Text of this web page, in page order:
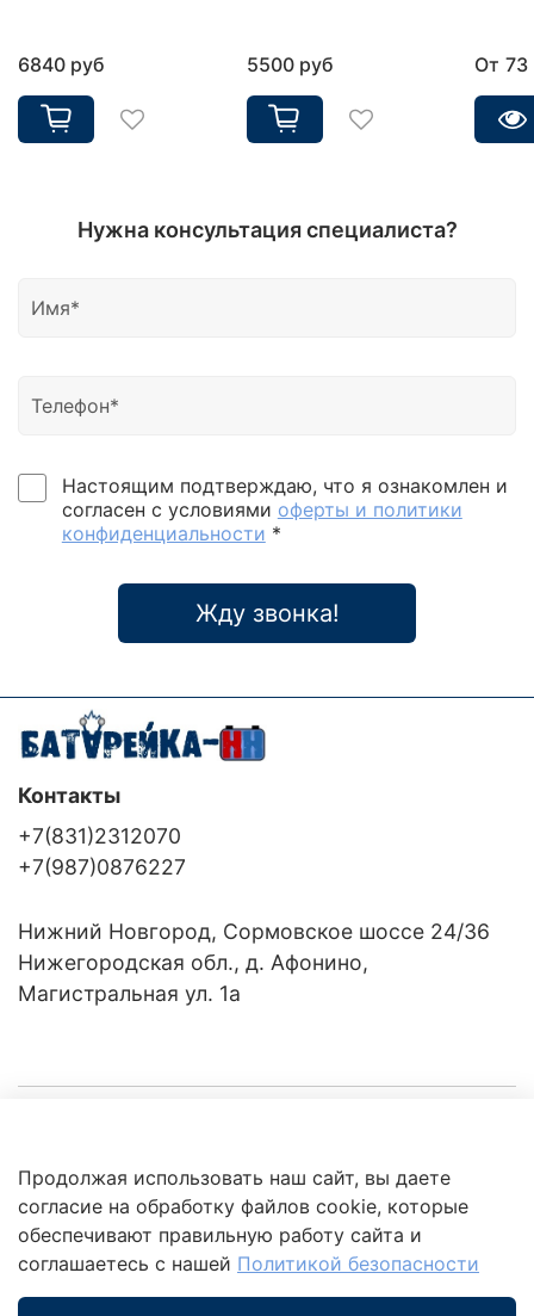
6840 руб 5500 руб От 73
Нужна консультация специалиста?
Настоящим подтверждаю, что я ознакомлен и
согласен с условиями оферты и политики
конфиденциальности *
Жду звонка!
Клиентам
Это интересно
Контакты
+7(831)2312070
+7(987)0876227
Нижний Новгород, Сормовское шоссе 24/36
Нижегородская обл., д. Афонино,
Магистральная ул. 1а
Продолжая использовать наш сайт, вы даете
согласие на обработку файлов cookie, которые
обеспечивают правильную работу сайта и
соглашаетесь с нашей Политикой безопасности
обработки